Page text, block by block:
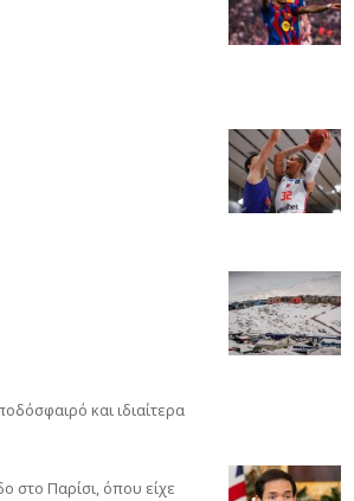
και ιδιαίτερα
στο Παρίσι, όπου είχε